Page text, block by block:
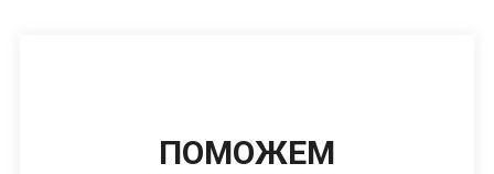
ПОМОЖЕМ